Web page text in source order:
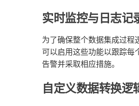
实时监控与日志记
为了确保整个数据集成过程
可以启用这些功能以跟踪
告警并采取相应措施。
自定义数据转换逻